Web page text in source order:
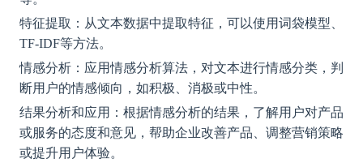
特征提取：从文本数据中提取特征，可以使用词袋模型、
TF-IDF等方法。
情感分析：应用情感分析算法，对文本进行情感分类，判
断用户的情感倾向，如积极、消极或中性。
结果分析和应用：根据情感分析的结果，了解用户对产品
或服务的态度和意见，帮助企业改善产品、调整营销策略
或提升用户体验。